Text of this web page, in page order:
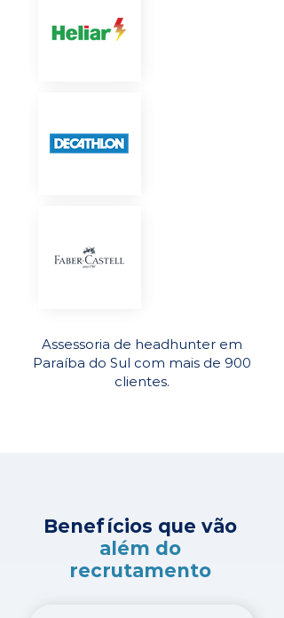
Assessoria de headhunter em
Paraíba do Sul com mais de 900
clientes.
Benefícios que vão
além do
recrutamento